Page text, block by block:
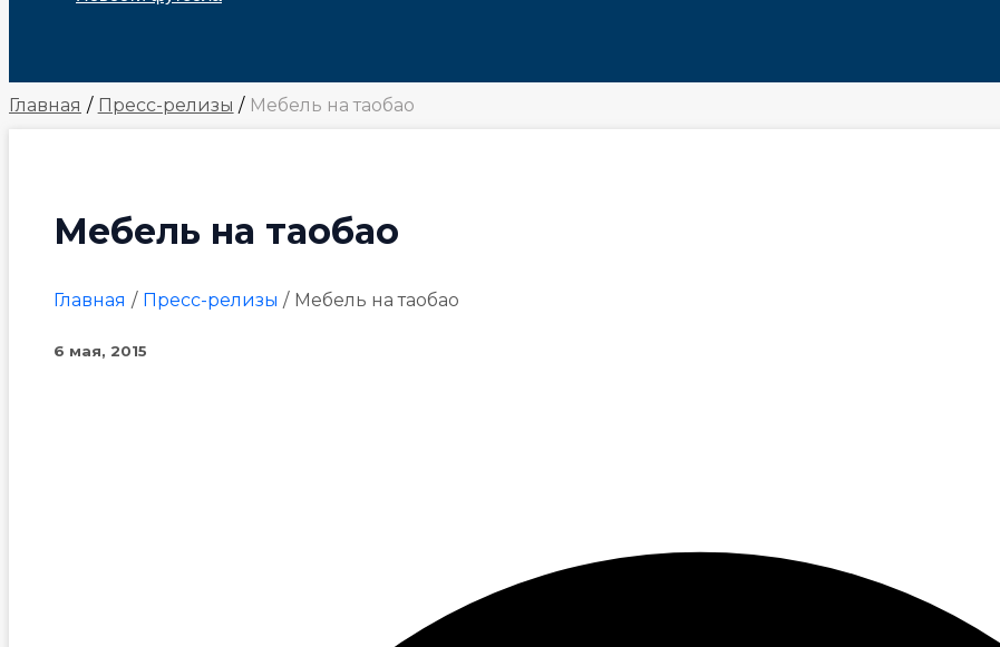
Главная Пресс-релизы Мебель на таобао
Мебель на таобао
Главная Пресс-релизы Мебель на таобао
6 мая, 2015